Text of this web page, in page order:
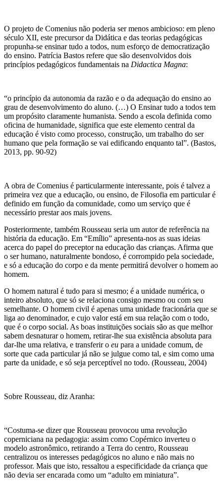
O projeto de Comenius não poderia ser menos ambicioso: em pleno
século XII, este precursor da Didática e das teorias pedagógicas
propunha-se ensinar tudo a todos, num esforço de democratização
do ensino. Patrícia Bastos refere que são desenvolvidos dois
princípios pedagógicos fundamentais na Didactica Magna:
“o princípio da autonomia da razão e o da adequação do ensino ao
grau de desenvolvimento do aluno. (…) O Ensinar tudo a todos tem
um propósito claramente humanista. Sendo a escola definida como
oficina de humanidade, significa que este elemento central da
educação é visto como processo, construção, um trabalho do ser
humano que pela formação se vai edificando enquanto tal”. (Bastos,
2013, pp. 90-92)
A obra de Comenius é particularmente interessante, pois é talvez a
primeira vez que a educação, ou ensino, de Filosofia em particular é
definido em função da comunidade, como um serviço que é
necessário prestar aos mais jovens.
Posteriormente, também Rousseau seria um autor de referência na
história da educação. Em “Emílio” apresenta-nos as suas ideias
acerca do papel do preceptor na educação das crianças. Afirma que
o ser humano, naturalmente bondoso, é corrompido pela sociedade,
e só a educação do corpo e da mente permitirá devolver o homem ao
homem.
O homem natural é tudo para si mesmo; é a unidade numérica, o
inteiro absoluto, que só se relaciona consigo mesmo ou com seu
semelhante. O homem civil é apenas uma unidade fracionária que se
liga ao denominador, e cujo valor está em sua relação com o todo,
que é o corpo social. As boas instituições sociais são as que melhor
sabem desnaturar o homem, retirar-lhe sua existência absoluta para
dar-lhe uma relativa, e transferir o eu para a unidade comum, de
sorte que cada particular já não se julgue como tal, e sim como uma
parte da unidade, e só seja perceptível no todo. (Rousseau, 2004)
Sobre Rousseau, diz Aranha:
“Costuma-se dizer que Rousseau provocou uma revolução
coperniciana na pedagogia: assim como Copérnico inverteu o
modelo astronômico, retirando a Terra do centro, Rousseau
centralizou os interesses pedagógicos no aluno e não mais no
professor. Mais que isto, ressaltou a especificidade da criança que
não devia ser encarada como um “adulto em miniatura”.